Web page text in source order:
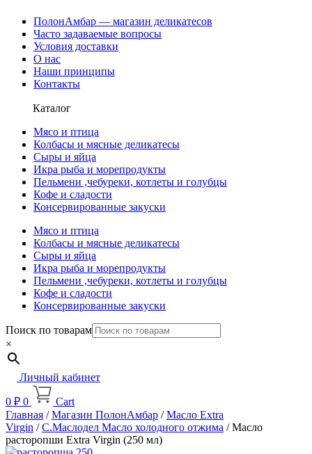
ПолонАмбар — магазин деликатесов
Часто задаваемые вопросы
Условия доставки
О нас
Наши принципы
Контакты
Каталог
Мясо и птица
Колбасы и мясные деликатесы
Сыры и яйца
Икра рыба и морепродукты
Пельмени ,чебуреки, котлеты и голубцы
Кофе и сладости
Консервированные закуски
Мясо и птица
Колбасы и мясные деликатесы
Сыры и яйца
Икра рыба и морепродукты
Пельмени ,чебуреки, котлеты и голубцы
Кофе и сладости
Консервированные закуски
Поиск по товарам
×
Личный кабинет
0 ₽ 0
Cart
Главная /Магазин ПолонАмбар /Масло Extra
Virgin /С.Маслодел Масло холодного отжима / Масло
расторопши Extra Virgin (250 мл)